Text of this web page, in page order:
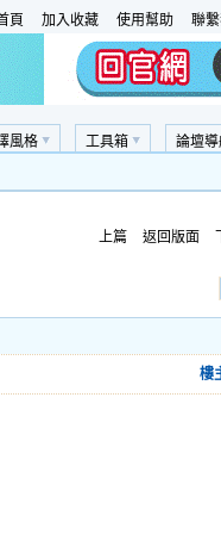
頁 加入收藏 使用幫助 聯
論壇
工具箱
風格
上篇 返回版面
樓